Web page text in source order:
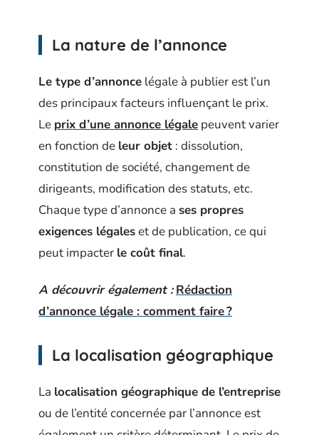
La nature de l’annonce
Le type d’annonce légale à publier est l’un
des principaux facteurs influençant le prix.
Le prix d’une annonce légale peuvent varier
en fonction de leur objet : dissolution,
constitution de société, changement de
dirigeants, modification des statuts, etc.
Chaque type d’annonce a ses propres
exigences légaleset de publication, ce qui
peut impacter le coût final.
A découvrir également : Rédaction
d’annonce légale : comment faire ?
La localisation géographique
La localisation géographique de l’entreprise
ou de l’entité concernée par l’annonce est